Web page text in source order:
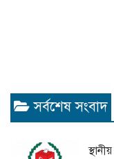
সর্বশেষ সংবাদ